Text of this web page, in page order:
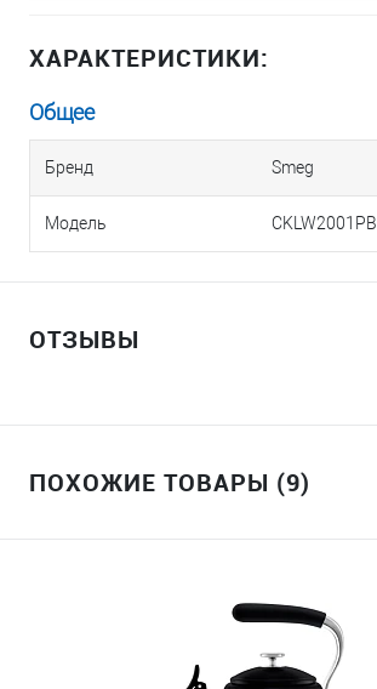
ХАРАКТЕРИСТИКИ:
Общее
Бренд Smeg
Модель CKLW2001PB
ОТЗЫВЫ
ПОХОЖИЕ ТОВАРЫ (9)